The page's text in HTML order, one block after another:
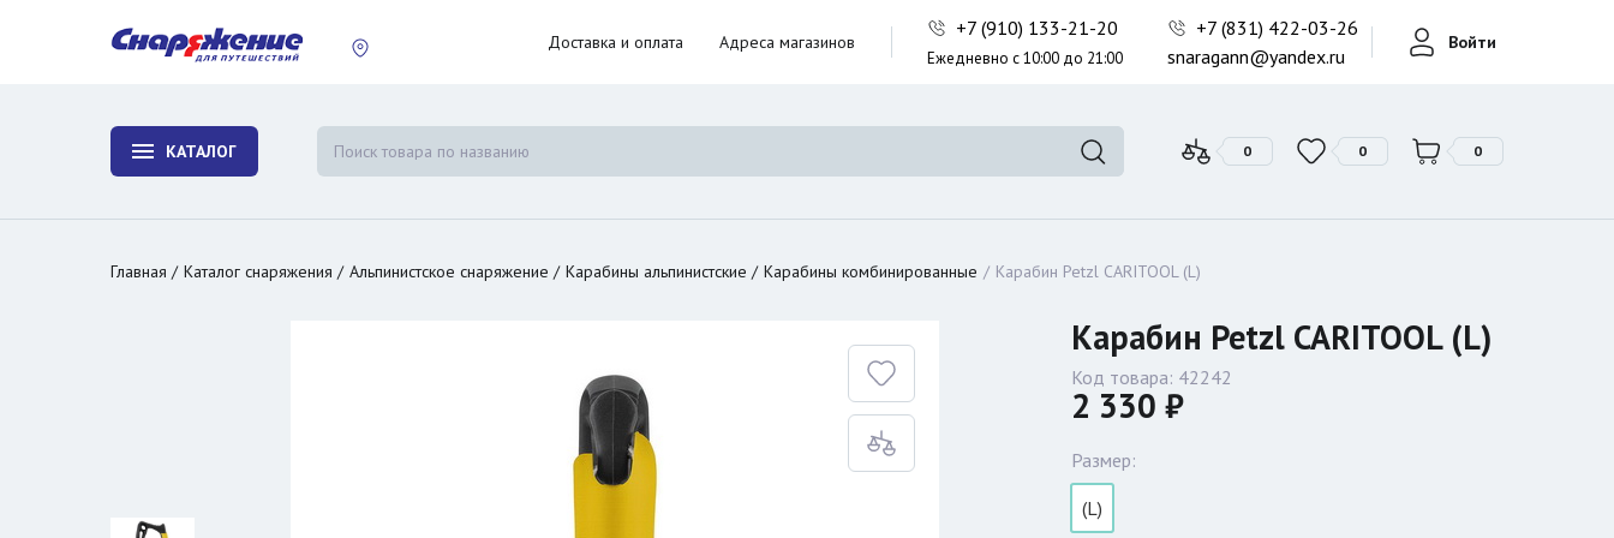
Доставка и оплата Адреса магазинов
+7 (910) 133-21-20
Ежедневно с 10:00 до 21:00
+7 (831) 422-03-26
snaragann@yandex.ru
Войти
КАТАЛОГ 0 0 0
Фонари поисковые
Фонари тактические
Главная Каталог снаряжения Альпинистское снаряжение Карабины альпинистские Карабины комбинированные Карабин Petzl CARITOOL (L)
Карабин Petzl CARITOOL (L)
Код товара: 42242
2 330 ₽
Размер:
(L)